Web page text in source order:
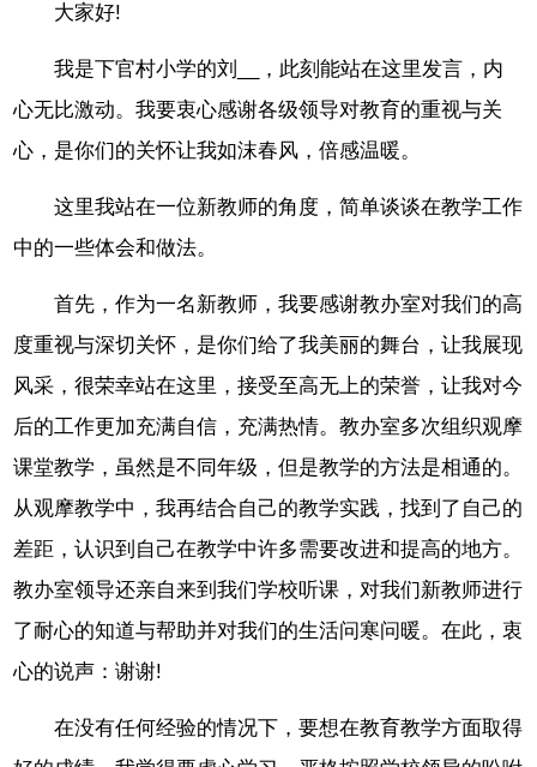
大家好!
我是下官村小学的刘__，此刻能站在这里发言，内
心无比激动。我要衷心感谢各级领导对教育的重视与关
心，是你们的关怀让我如沫春风，倍感温暖。
这里我站在一位新教师的角度，简单谈谈在教学工作
中的一些体会和做法。
首先，作为一名新教师，我要感谢教办室对我们的高
度重视与深切关怀，是你们给了我美丽的舞台，让我展现
风采，很荣幸站在这里，接受至高无上的荣誉，让我对今
后的工作更加充满自信，充满热情。教办室多次组织观摩
课堂教学，虽然是不同年级，但是教学的方法是相通的。
从观摩教学中，我再结合自己的教学实践，找到了自己的
差距，认识到自己在教学中许多需要改进和提高的地方。
教办室领导还亲自来到我们学校听课，对我们新教师进行
了耐心的知道与帮助并对我们的生活问寒问暖。在此，衷
心的说声：谢谢!
在没有任何经验的情况下，要想在教育教学方面取得